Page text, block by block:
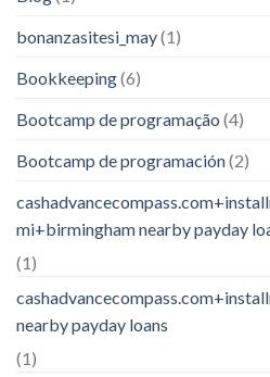
bonanzasitesi_may(1)
Bookkeeping(6)
Bootcamp de programação (4)
Bootcamp de programación(2)
mi+birmingham nearby payday
(1)
nearby payday loans
(1)